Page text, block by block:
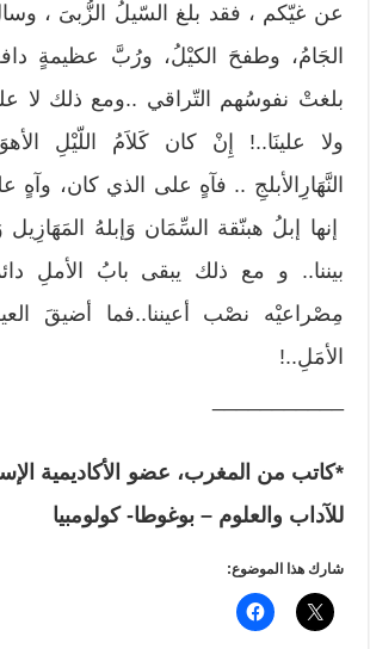
عن غيّكم ، فقد بلغ السّيلُ الزُّبىَ ،
الجَامُ، وطفحَ الكيْلُ، ورُبَّ عظيمةٍ
بلغتْ نفوسُهم التّراقي ..ومع ذلك لا
ولا علينَا..! إِنْ كان كَلاَمُ اللّيْلِ
النَّهَارِالأبلجِ .. فآهٍ على الذي كان،
إنها إبلُ هبنّقة السِّمَان وَإبلهُ
بيننا.. و مع ذلك يبقى بابُ الأملِ
مِصْراعيْه نصْب أعيننا..فما أضيقَ
الأمَلِ..!
*كاتب من المغرب، عضو الأكاديمية
للآداب والعلوم – بوغوطا- كولومبيا
شارك هذا الموضوع: